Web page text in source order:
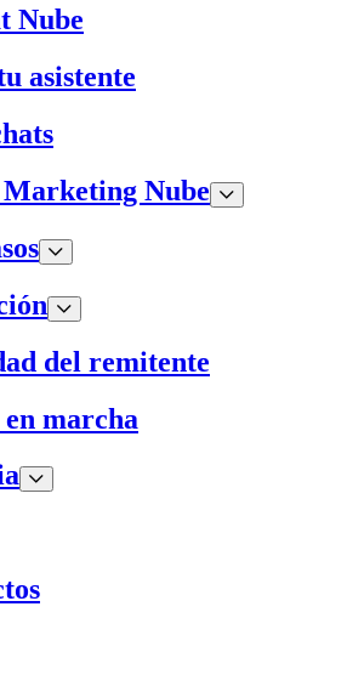
Nube
asistente
Nube
del remitente
en marcha